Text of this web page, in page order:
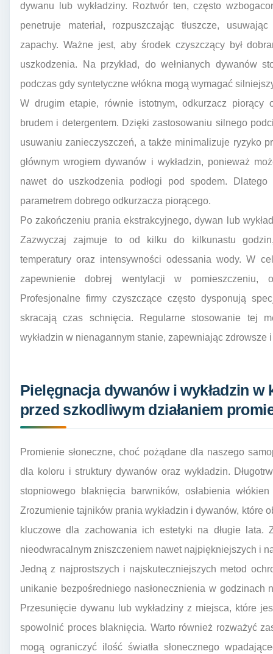
dywanu lub wykładziny. Roztwór ten, często
penetruje materiał, rozpuszczając tłuszcze,
zapachy. Ważne jest, aby środek czyszczący był
uszkodzenia. Na przykład, do wełnianych dywanów
podczas gdy syntetyczne włókna mogą wymagać
W drugim etapie, równie istotnym, odkurzacz piorący
brudem i detergentem. Dzięki zastosowaniu silnego
usuwaniu zanieczyszczeń, a także minimalizuje ryzyko
głównym wrogiem dywanów i wykładzin, ponieważ
nawet do uszkodzenia podłogi pod spodem.
parametrem dobrego odkurzacza piorącego.
Po zakończeniu prania ekstrakcyjnego, dywan lub
Zazwyczaj zajmuje to od kilku do kilkunastu
temperatury oraz intensywności odessania wody. W
zapewnienie dobrej wentylacji w pomieszczeniu,
Profesjonalne firmy czyszczące często dysponują
skracają czas schnięcia. Regularne stosowanie tej
wykładzin w nienagannym stanie, zapewniając
Pielęgnacja dywanów i wykładzin
przed szkodliwym działaniem
Promienie słoneczne, choć pożądane dla naszego
dla koloru i struktury dywanów oraz wykładzin.
stopniowego blaknięcia barwników, osłabienia
Zrozumienie tajników prania wykładzin i dywanów, które
kluczowe dla zachowania ich estetyki na długie lata.
nieodwracalnym zniszczeniem nawet najpiękniejszych i
Jedną z najprostszych i najskuteczniejszych metod
unikanie bezpośredniego nasłonecznienia w godzinach
Przesunięcie dywanu lub wykładziny z miejsca, które
spowolnić proces blaknięcia. Warto również rozważyć
mogą ograniczyć ilość światła słonecznego